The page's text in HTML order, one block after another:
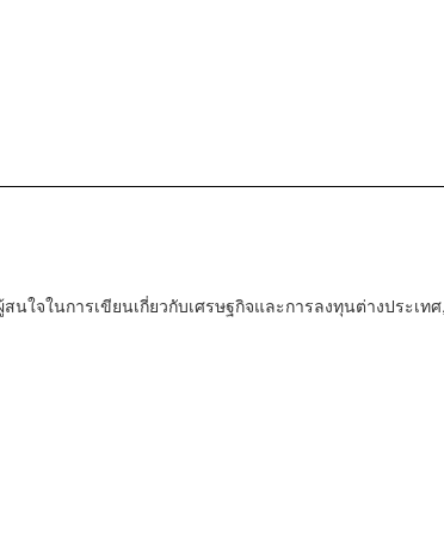
สนใจในการเขียนเกี่ยวกับเศรษฐกิจและการลงทุนต่างประเท